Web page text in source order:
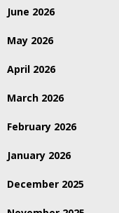
June 2026
May 2026
April 2026
March 2026
February 2026
January 2026
December 2025